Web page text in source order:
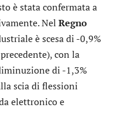
è stata confermata a
Nel Regno
è scesa di -0,9%
con la
di -1,3%
scia di flessioni
elettronico e